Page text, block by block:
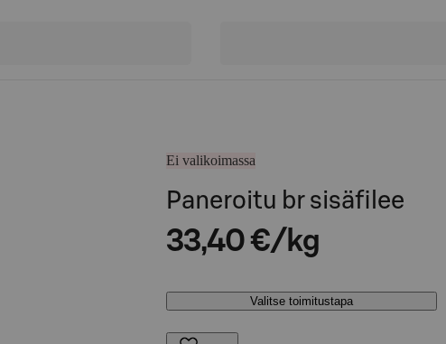
Ei valikoimassa
Paneroitu br sisäfilee
33,40 €/kg
Valitse toimitustapa